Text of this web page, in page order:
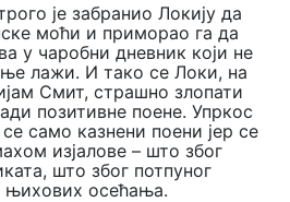
је забранио Локију да
моћи и приморао га да
у чаробни дневник који не
лажи. И тако се Локи, на
Смит, страшно злопати
позитивне поене. Упркос
само казнени поени јер се
изјалове – што због
што због потпуног
осећања.